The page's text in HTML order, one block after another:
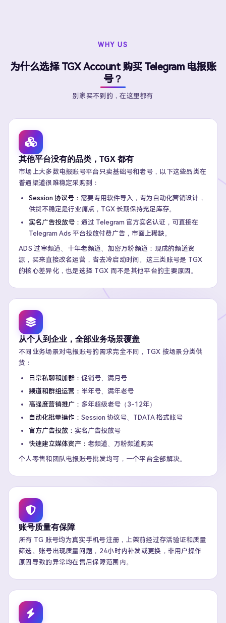
WHY US
为什么选择 TGX Account 购买 Telegram 电报账
号？
别家买不到的，在这里都有
其他平台没有的品类，TGX 都有
市场上大多数电报账号平台只卖基础号和老号，以下这些品类在
普通渠道很难稳定采购到：
Session 协议号： 需要专用软件导入，专为自动化营销设计，
供货不稳定是行业痛点，TGX 长期保持充足库存。
实名广告投放号： 通过 Telegram 官方实名认证，可直接在
Telegram Ads 平台投放付费广告，市面上稀缺。
ADS 过审频道、十年老频道、加密万粉频道：现成的频道资
源，买来直接改名运营，省去冷启动时间。这三类账号是 TGX
的核心差异化，也是选择 TGX 而不是其他平台的主要原因。
从个人到企业，全部业务场景覆盖
不同业务场景对电报账号的需求完全不同，TGX 按场景分类供
货：
日常私聊和加群： 促销号、满月号
频道和群组运营： 半年号、满年老号
高强度营销推广： 多年超级老号（3-12年）
自动化批量操作： Session 协议号、TDATA 格式账号
官方广告投放： 实名广告投放号
快速建立媒体资产： 老频道、万粉频道购买
个人零售和团队电报账号批发均可，一个平台全部解决。
账号质量有保障
所有 TG 账号均为真实手机号注册，上架前经过存活验证和质量
筛选。账号出现质量问题，24小时内补发或更换，非用户操作
原因导致的异常均在售后保障范围内。